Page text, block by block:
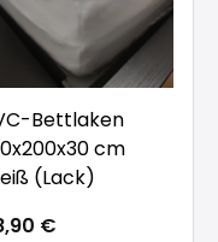
Bettlaken
cm
(Lack)
€